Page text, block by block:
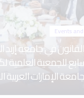
Events
في جامعة
للجمعية العلمية
الإمارات العربية